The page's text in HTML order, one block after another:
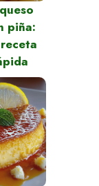
piña: